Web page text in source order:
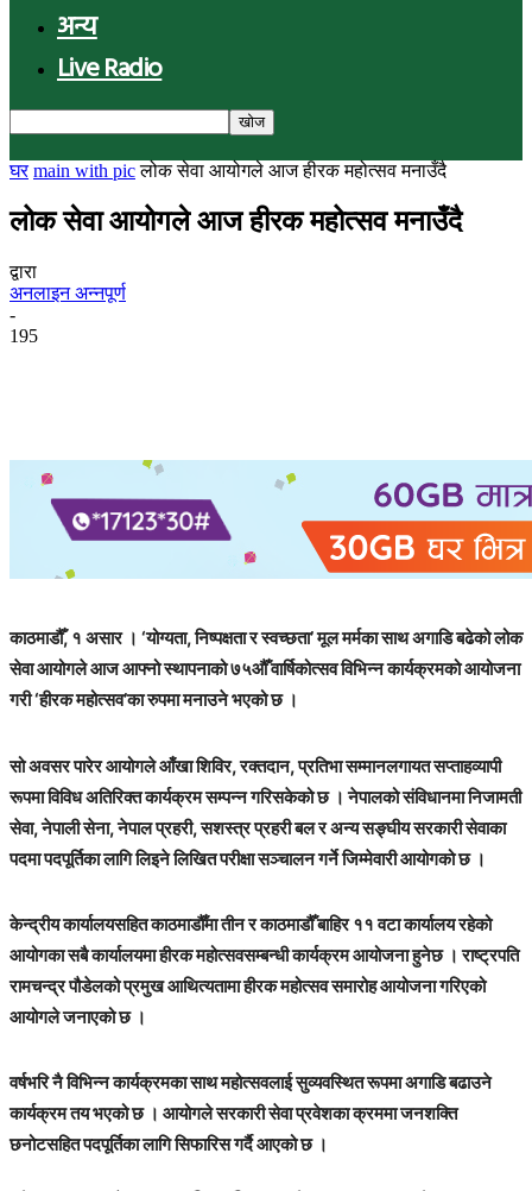
अन्य
Live Radio
घर main with pic लोक सेवा आयोगले आज हीरक महोत्सव मनाउँदै
लोक सेवा आयोगले आज हीरक महोत्सव मनाउँदै
द्वारा
अनलाइन अन्नपूर्ण
-
195
काठमाडौँ, १ असार । ‘योग्यता, निष्पक्षता र स्वच्छता’ मूल मर्मका साथ अगाडि बढेको लोक
सेवा आयोगले आज आफ्नो स्थापनाको ७५औँ वार्षिकोत्सव विभिन्न कार्यक्रमको आयोजना
गरी ‘हीरक महोत्सव’का रुपमा मनाउने भएको छ ।
सो अवसर पारेर आयोगले आँखा शिविर, रक्तदान, प्रतिभा सम्मानलगायत सप्ताहव्यापी
रूपमा विविध अतिरिक्त कार्यक्रम सम्पन्न गरिसकेको छ । नेपालको संविधानमा निजामती
सेवा, नेपाली सेना, नेपाल प्रहरी, सशस्त्र प्रहरी बल र अन्य सङ्घीय सरकारी सेवाका
पदमा पदपूर्तिका लागि लिइने लिखित परीक्षा सञ्चालन गर्ने जिम्मेवारी आयोगको छ ।
केन्द्रीय कार्यालयसहित काठमाडौँमा तीन र काठमाडौँ बाहिर ११ वटा कार्यालय रहेको
आयोगका सबै कार्यालयमा हीरक महोत्सवसम्बन्धी कार्यक्रम आयोजना हुनेछ । राष्ट्रपति
रामचन्द्र पौडेलको प्रमुख आथित्यतामा हीरक महोत्सव समारोह आयोजना गरिएको
आयोगले जनाएको छ ।
वर्षभरि नै विभिन्न कार्यक्रमका साथ महोत्सवलाई सुव्यवस्थित रूपमा अगाडि बढाउने
कार्यक्रम तय भएको छ । आयोगले सरकारी सेवा प्रवेशका क्रममा जनशक्ति
छनोटसहित पदपूर्तिका लागि सिफारिस गर्दै आएको छ ।